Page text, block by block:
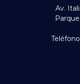
Av.